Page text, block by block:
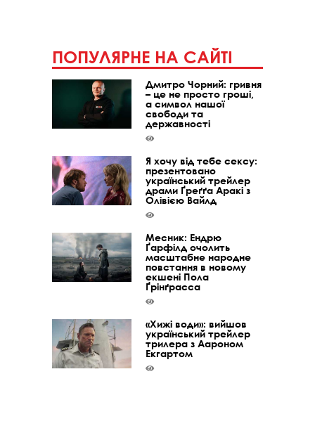
ПОПУЛЯРНЕ НА САЙТІ
Дмитро Чорний: гривня
– це не просто гроші,
а символ нашої
свободи та
державності
Я хочу від тебе сексу:
презентовано
український трейлер
драми Ґреґґа Аракі з
Олівією Вайлд
Месник: Ендрю
Ґарфілд очолить
масштабне народне
повстання в новому
екшені Пола
Ґрінґрасса
«Хижі води»: вийшов
український трейлер
трилера з Аароном
Екгартом